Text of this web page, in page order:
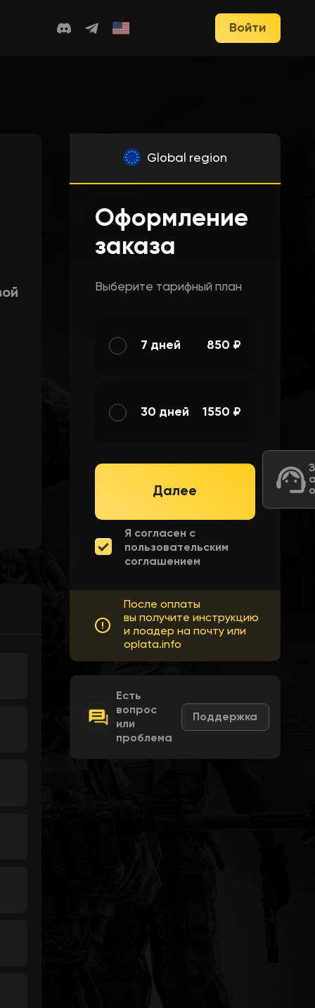
Войти
Global region
Оформление
заказа
Выберите тарифный план
7 дней 850 ₽
30 дней 1550 ₽
Далее
Я согласен с
пользовательским
соглашением
После оплаты
вы получите инструкцию
и лоадер на почту или
oplata.info
Есть
вопрос
или
проблема
Поддержка